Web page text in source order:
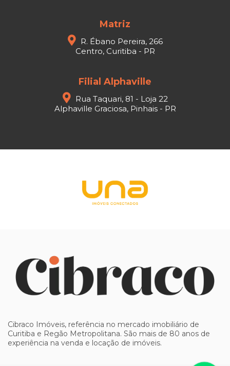
Matriz
R. Ébano Pereira, 266
Centro, Curitiba - PR
Filial Alphaville
Rua Taquari, 81 - Loja 22
Alphaville Graciosa, Pinhais - PR
Cibraco Imóveis, referência no mercado imobiliário de
Curitiba e Regão Metropolitana. São mais de 80 anos de
experiência na venda e locação de imóveis.